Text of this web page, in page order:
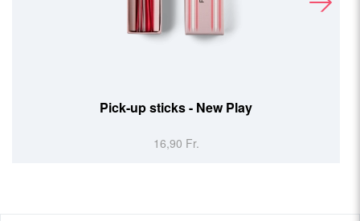
Pick-up sticks - New Play
16,90 Fr.